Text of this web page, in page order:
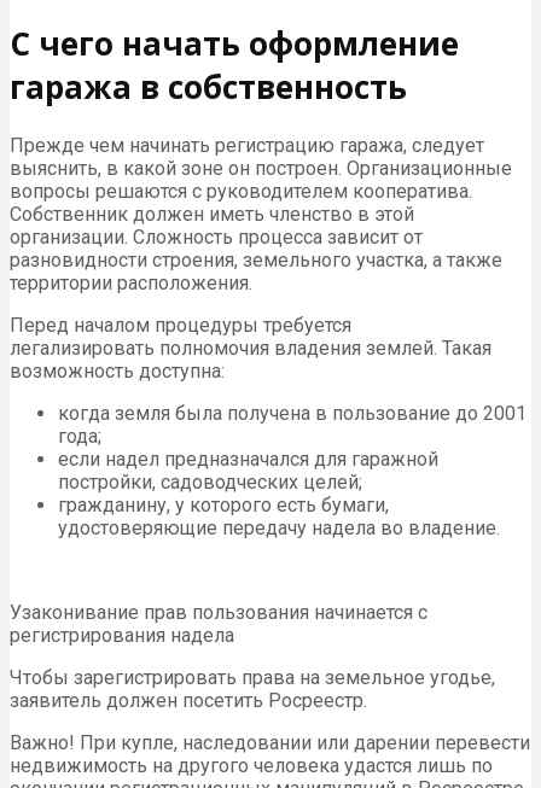
С чего начать оформление
гаража в собственность
Прежде чем начинать регистрацию гаража, следует
выяснить, в какой зоне он построен. Организационные
вопросы решаются с руководителем кооператива.
Собственник должен иметь членство в этой
организации. Сложность процесса зависит от
разновидности строения, земельного участка, а также
территории расположения.
Перед началом процедуры требуется
легализировать полномочия владения землей. Такая
возможность доступна:
когда земля была получена в пользование до 2001
года;
если надел предназначался для гаражной
постройки, садоводческих целей;
гражданину, у которого есть бумаги,
удостоверяющие передачу надела во владение.
Узаконивание прав пользования начинается с
регистрирования надела
Чтобы зарегистрировать права на земельное угодье,
заявитель должен посетить Росреестр.
Важно! При купле, наследовании или дарении перевести
недвижимость на другого человека удастся лишь по